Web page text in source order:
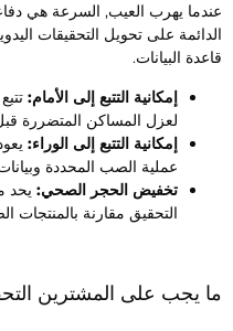
يهرب العيب, السرعة هي
على تحويل التحقيقات
البيانات.
إمكانية التتبع إلى الأمام:تتبع
لعزل المساكن المتضررة
إمكانية التتبع إلى الوراء: يعود
عملية الصب المحددة وبيانات
تخفيض الحجر الصحي:يحد من
التحقيق مقارنة بالمنتجات
يجب على المشترين